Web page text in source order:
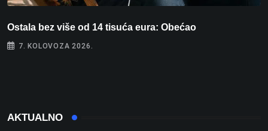
Ostala bez više od 14 tisuća eura: Obećao
7. KOLOVOZA 2026.
AKTUALNO